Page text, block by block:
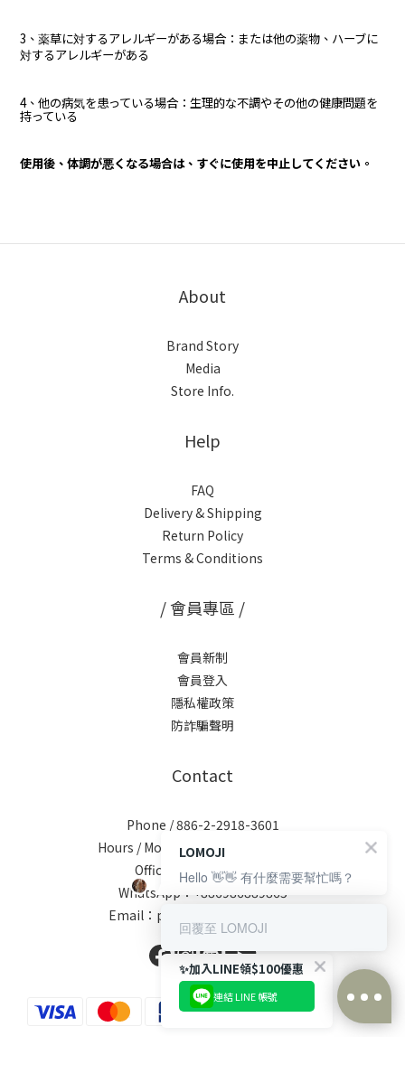
3、薬草に対するアレルギーがある場合：または他の薬物、ハーブに
対するアレルギーがある
4、他の病気を患っている場合：生理的な不調やその他の健康問題を
持っている
使用後、体調が悪くなる場合は、すぐに使用を中止してください。
今すぐ購入
About
Brand Story
Media
Store Info.
Help
FAQ
Delivery & Shipping
Return Policy
Terms & Conditions
/ 會員專區 /
會員新制
會員登入
隱私權政策
防詐騙聲明
Contact
Phone / 886-2-2918-3601
Hours / Mon-Fri : 10:00 AM - 6:00 PM
Official Line：@lomoji
WhatsApp：+886986889865
Email：pm.lomoji@gmail.com
✨加入LINE領$100優惠
連結 LINE 帳號
LOMOJI
Hello 👋👋 有什麼需要幫忙嗎？
回覆至 LOMOJI